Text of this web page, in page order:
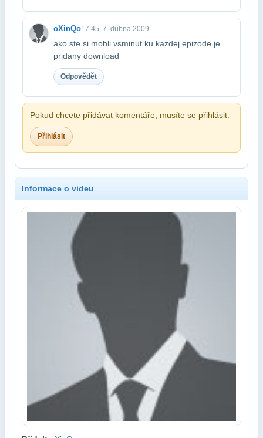
oXinQo17:45, 7. dubna 2009
ako ste si mohli vsminut ku kazdej epizode je
pridany download
Odpovědět
Pokud chcete přidávat komentáře, musíte se přihlásit.
Přihlásit
Informace o videu